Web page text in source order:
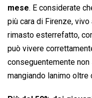
mese. E considerate
più cara di Firenze,
rimasto esterrefatto,
può vivere
conseguentemente
mangiando lanimo